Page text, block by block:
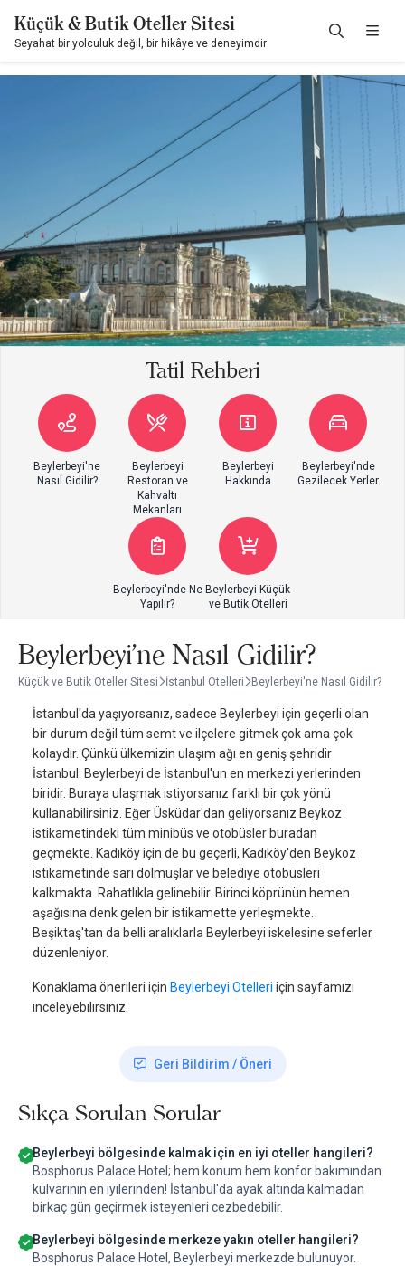
Küçük & Butik Oteller Sitesi
Seyahat bir yolculuk değil, bir hikâye ve deneyimdir
Tatil Rehberi
Beylerbeyi'ne
Nasıl Gidilir?
Beylerbeyi
Restoran ve
Kahvaltı
Mekanları
Beylerbeyi
Hakkında
Beylerbeyi'nde
Gezilecek Yerler
Beylerbeyi'nde Ne
Yapılır?
Beylerbeyi Küçük
ve Butik Otelleri
Beylerbeyi'ne Nasıl Gidilir?
Küçük ve Butik Oteller Sitesi İstanbul Otelleri Beylerbeyi'ne Nasıl Gidilir?
İstanbul'da yaşıyorsanız, sadece Beylerbeyi için geçerli olan
bir durum değil tüm semt ve ilçelere gitmek çok ama çok
kolaydır. Çünkü ülkemizin ulaşım ağı en geniş şehridir
İstanbul. Beylerbeyi de İstanbul'un en merkezi yerlerinden
biridir. Buraya ulaşmak istiyorsanız farklı bir çok yönü
kullanabilirsiniz. Eğer Üsküdar'dan geliyorsanız Beykoz
istikametindeki tüm minibüs ve otobüsler buradan
geçmekte. Kadıköy için de bu geçerli, Kadıköy'den Beykoz
istikametinde sarı dolmuşlar ve belediye otobüsleri
kalkmakta. Rahatlıkla gelinebilir. Birinci köprünün hemen
aşağısına denk gelen bir istikamette yerleşmekte.
Beşiktaş'tan da belli aralıklarla Beylerbeyi iskelesine seferler
düzenleniyor.
Konaklama önerileri için Beylerbeyi Otelleri için sayfamızı
inceleyebilirsiniz.
Geri Bildirim / Öneri
Sıkça Sorulan Sorular
Beylerbeyi bölgesinde kalmak için en iyi oteller hangileri?
Bosphorus Palace Hotel; hem konum hem konfor bakımından
kulvarının en iyilerinden! İstanbul'da ayak altında kalmadan
birkaç gün geçirmek isteyenleri cezbedebilir.
Beylerbeyi bölgesinde merkeze yakın oteller hangileri?
Bosphorus Palace Hotel, Beylerbeyi merkezde bulunuyor.